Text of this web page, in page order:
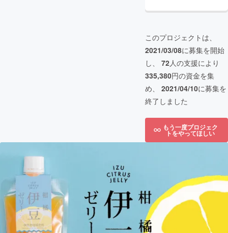
このプロジェクトは、
2021/03/08に募集を開始
し、 72人の支援により
335,380円の資金を集
め、 2021/04/10に募集を
終了しました
もう一度プロジェク
トをやってほしい